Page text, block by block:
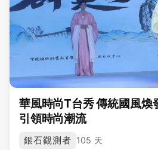
華風時尚T台秀 傳統國風煥
引領時尚潮流
銀石觀測者 105 天